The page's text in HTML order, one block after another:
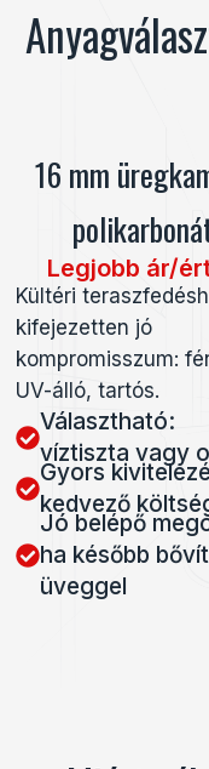
16 mm
Legjobb ár/
Kültéri
kifejezetten jó
kompromisszum:
UV-álló, tartós.
Választható:
víztiszta vagy
Gyors
kedvező
Jó belépő
ha később
üveggel